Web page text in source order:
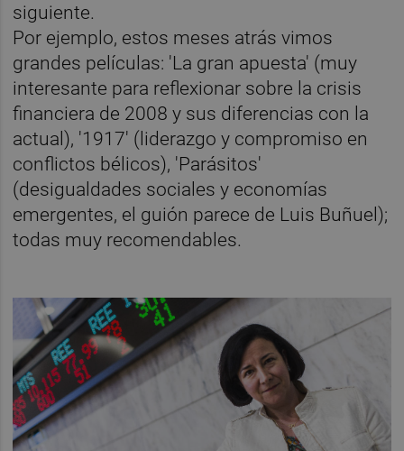
siguiente.
Por ejemplo, estos meses atrás vimos
grandes películas: 'La gran apuesta' (muy
interesante para reflexionar sobre la crisis
financiera de 2008 y sus diferencias con la
actual), '1917' (liderazgo y compromiso en
conflictos bélicos), 'Parásitos'
(desigualdades sociales y economías
emergentes, el guión parece de Luis Buñuel);
todas muy recomendables.